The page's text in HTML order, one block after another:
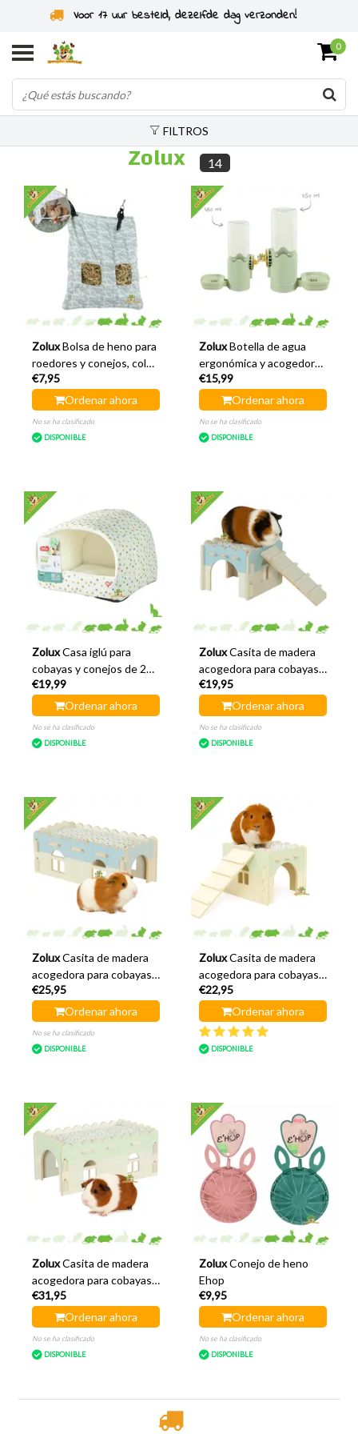
Especialistas en roedores desde 2011
0
FILTROS
Zolux 14
Zolux Bolsa de heno para
roedores y conejos, color
verde, 29 cm.
€7,95
Ordenar ahora
No se ha clasificado
DISPONIBLE
Zolux Botella de agua
ergonómica y acogedora
para roedores
€15,99
Ordenar ahora
No se ha clasificado
DISPONIBLE
Zolux Casa iglú para
cobayas y conejos de 28
cm
€19,99
Ordenar ahora
No se ha clasificado
DISPONIBLE
Zolux Casita de madera
acogedora para cobayas,
color azul, 21 x 21 x 16
cm.
€19,95
Ordenar ahora
No se ha clasificado
DISPONIBLE
Zolux Casita de madera
acogedora para cobayas,
color azul, 40 x 21 x 16
cm.
€25,95
Ordenar ahora
No se ha clasificado
DISPONIBLE
Zolux Casita de madera
acogedora para cobayas,
color verde, 25 x 25 x 20
cm.
€22,95
Ordenar ahora
DISPONIBLE
Zolux Casita de madera
acogedora para cobayas,
color verde, 45 x 25 x 20
cm.
€31,95
Ordenar ahora
No se ha clasificado
DISPONIBLE
Zolux Conejo de heno
Ehop
€9,95
Ordenar ahora
No se ha clasificado
DISPONIBLE